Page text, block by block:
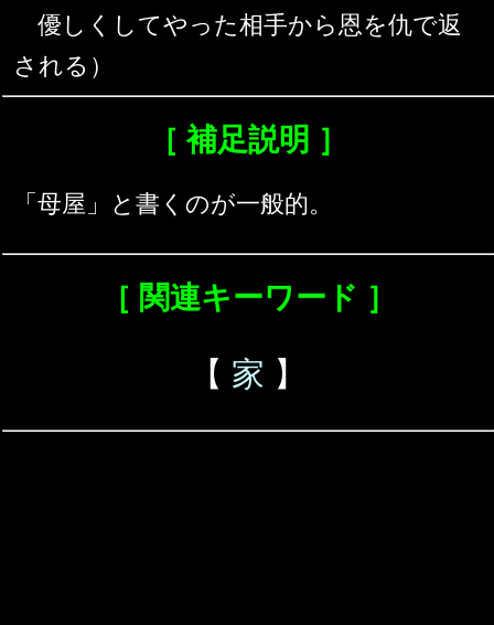
優しくしてやった相手から恩を仇で返
される）
［ 補足説明 ］
「母屋」と書くのが一般的。
［ 関連キーワード ］
【 家 】